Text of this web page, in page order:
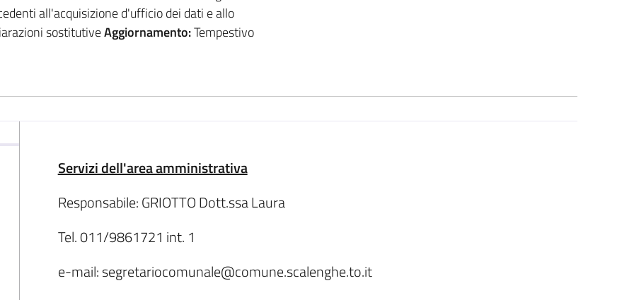
all'acquisizione d'ufficio dei dati e allo
sostitutiveAggiornamento:Tempestivo
Servizi dell'area amministrativa
Responsabile: GRIOTTO Dott.ssa Laura
Tel. 011/9861721 int. 1
e-mail: segretariocomunale@comune.scalenghe.to.it